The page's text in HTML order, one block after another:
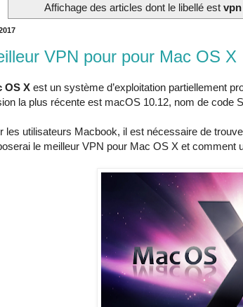
Affichage des articles dont le libellé est
VPN pour pour Mac OS X
OS X est un système d’exploitation partiellement
la plus récente est macOS 10.12, nom de code
les utilisateurs Macbook, il est nécessaire de
le meilleur VPN pour Mac OS X et comment